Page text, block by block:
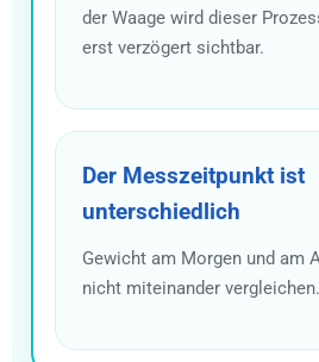
der Waage wird dieser
erst verzögert sichtbar.
Der Messzeitpunkt ist
unterschiedlich
Gewicht am Morgen und am
nicht miteinander vergleichen.